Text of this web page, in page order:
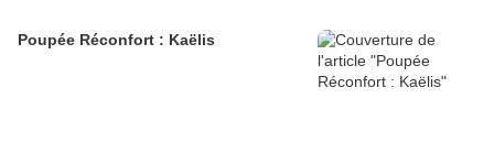
Poupée Réconfort : Kaëlis